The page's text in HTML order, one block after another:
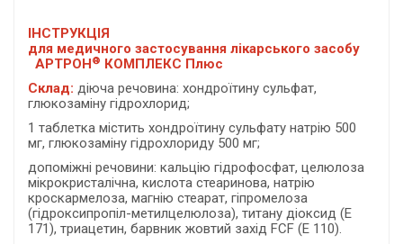
IНСТРУКЦIЯ
для медичного застосування лікарського засобу
АРТРОН ®
КОМПЛЕКС Плюс
Склад: діюча речовина: хондроїтину сульфат,
глюкозаміну гідрохлорид;
1 таблетка містить хондроїтину сульфату натрію 500
мг, глюкозаміну гідрохлориду 500 мг;
допоміжні речовини: кальцію гідрофосфат, целюлоза
мікрокристалічна, кислота стеаринова, натрію
кроскармелоза, магнію стеарат, гіпромелоза
(гідроксипропіл-метилцелюлоза), титану діоксид (Е
171), триацетин, барвник жовтий захід FCF (E 110).